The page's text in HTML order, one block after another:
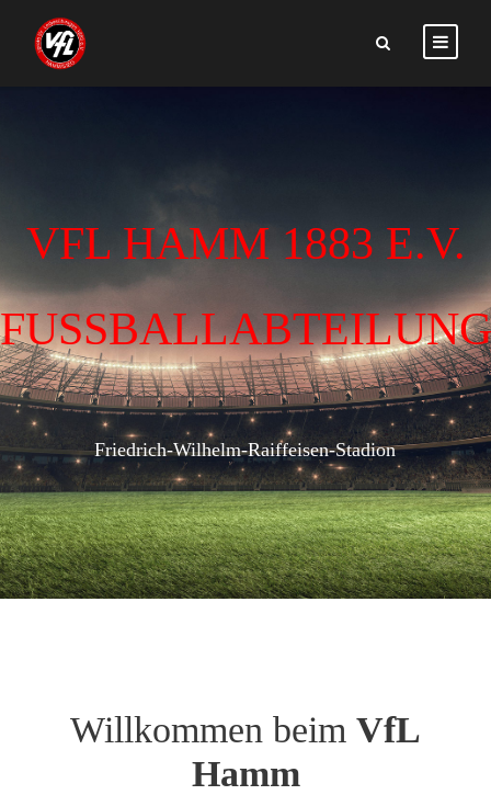
VFL HAMM 1883 E.V.
FUSSBALLABTEILUNG
Friedrich-Wilhelm-Raiffeisen-Stadion
Willkommen beim VfL
Hamm